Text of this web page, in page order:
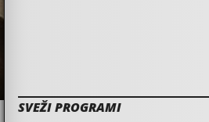
SVEŽI PROGRAMI